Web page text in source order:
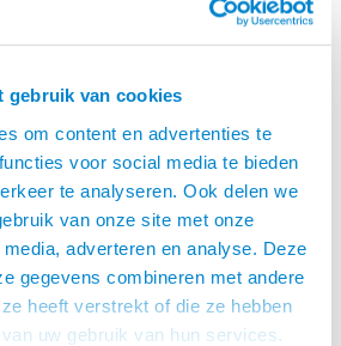
gebruik van cookies
om content en advertenties te
voor social media te bieden
te analyseren. Ook delen we
van onze site met onze
adverteren en analyse. Deze
gegevens combineren met andere
heeft verstrekt of die ze hebben
uw gebruik van hun services.
is een Deens familiebedrijf van
te leveren met een maximaal
en ruiter.
om paard en ruiter
te laten
geweldige paardendekens
biedt Catago natuurlijk
FIR-TECH collectie voor